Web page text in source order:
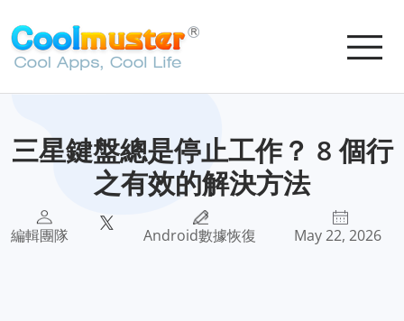
三星鍵盤總是停止工作？ 8 個行
之有效的解決方法
編輯團隊 Android數據恢復 May 22, 2026